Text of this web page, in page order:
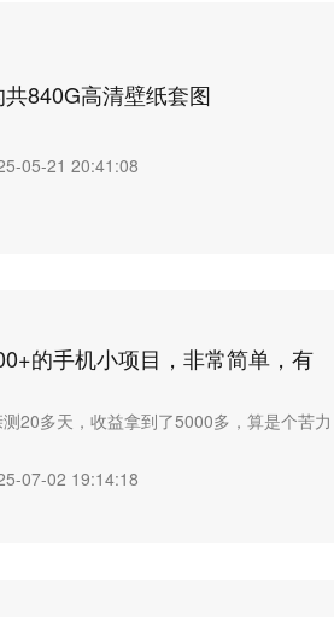
840G高清壁纸套图
05-21 20:41:08
的手机小项目，非常简单，有
20多天，收益拿到了5000多，算是个苦力
07-02 19:14:18